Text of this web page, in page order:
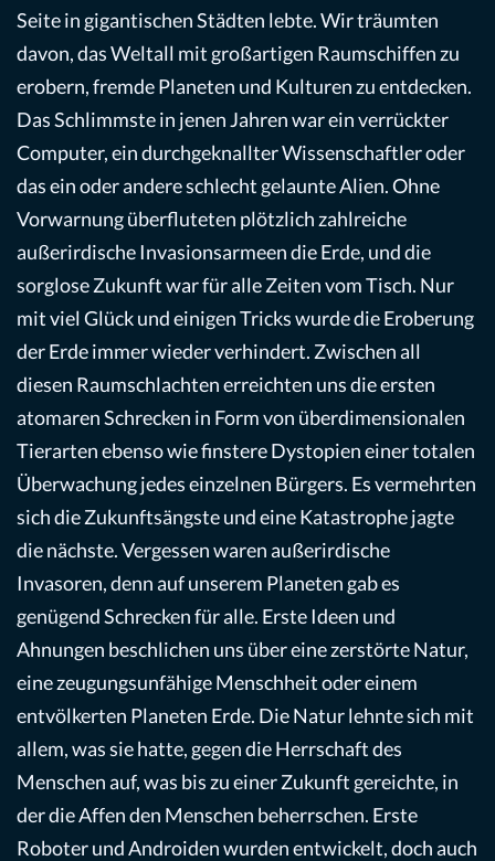
Seite in gigantischen Städten lebte. Wir träumten
davon, das Weltall mit großartigen Raumschiffen zu
erobern, fremde Planeten und Kulturen zu entdecken.
Das Schlimmste in jenen Jahren war ein verrückter
Computer, ein durchgeknallter Wissenschaftler oder
das ein oder andere schlecht gelaunte Alien. Ohne
Vorwarnung überfluteten plötzlich zahlreiche
außerirdische Invasionsarmeen die Erde, und die
sorglose Zukunft war für alle Zeiten vom Tisch. Nur
mit viel Glück und einigen Tricks wurde die Eroberung
der Erde immer wieder verhindert. Zwischen all
diesen Raumschlachten erreichten uns die ersten
atomaren Schrecken in Form von überdimensionalen
Tierarten ebenso wie finstere Dystopien einer totalen
Überwachung jedes einzelnen Bürgers. Es vermehrten
sich die Zukunftsängste und eine Katastrophe jagte
die nächste. Vergessen waren außerirdische
Invasoren, denn auf unserem Planeten gab es
genügend Schrecken für alle. Erste Ideen und
Ahnungen beschlichen uns über eine zerstörte Natur,
eine zeugungsunfähige Menschheit oder einem
entvölkerten Planeten Erde. Die Natur lehnte sich mit
allem, was sie hatte, gegen die Herrschaft des
Menschen auf, was bis zu einer Zukunft gereichte, in
der die Affen den Menschen beherrschen. Erste
Roboter und Androiden wurden entwickelt, doch auch